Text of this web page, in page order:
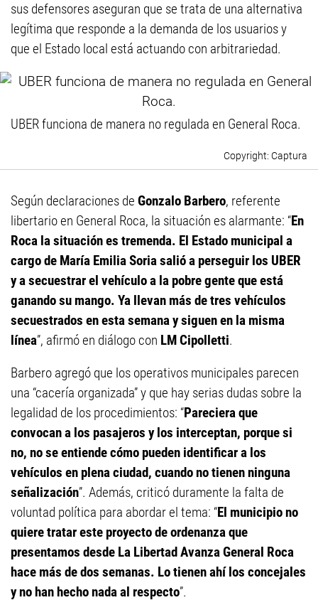
sus defensores aseguran que se trata de una alternativa
legítima que responde a la demanda de los usuarios y
que el Estado local está actuando con arbitrariedad.
UBER funciona de manera no regulada en General Roca.
Captura
Según declaraciones de Gonzalo Barbero, referente
libertario en General Roca, la situación es alarmante: “En
Roca la situación es tremenda. El Estado municipal a
cargo de María Emilia Soria salió a perseguir los UBER
y a secuestrar el vehículo a la pobre gente que está
ganando su mango. Ya llevan más de tres vehículos
secuestrados en esta semana y siguen en la misma
línea”, afirmó en diálogo con LM Cipolletti.
Barbero agregó que los operativos municipales parecen
una “cacería organizada” y que hay serias dudas sobre la
legalidad de los procedimientos: “Pareciera que
convocan a los pasajeros y los interceptan, porque si
no, no se entiende cómo pueden identificar a los
vehículos en plena ciudad, cuando no tienen ninguna
señalización”. Además, criticó duramente la falta de
voluntad política para abordar el tema: “El municipio no
quiere tratar este proyecto de ordenanza que
presentamos desde La Libertad Avanza General Roca
hace más de dos semanas. Lo tienen ahí los concejales
y no han hecho nada al respecto”.